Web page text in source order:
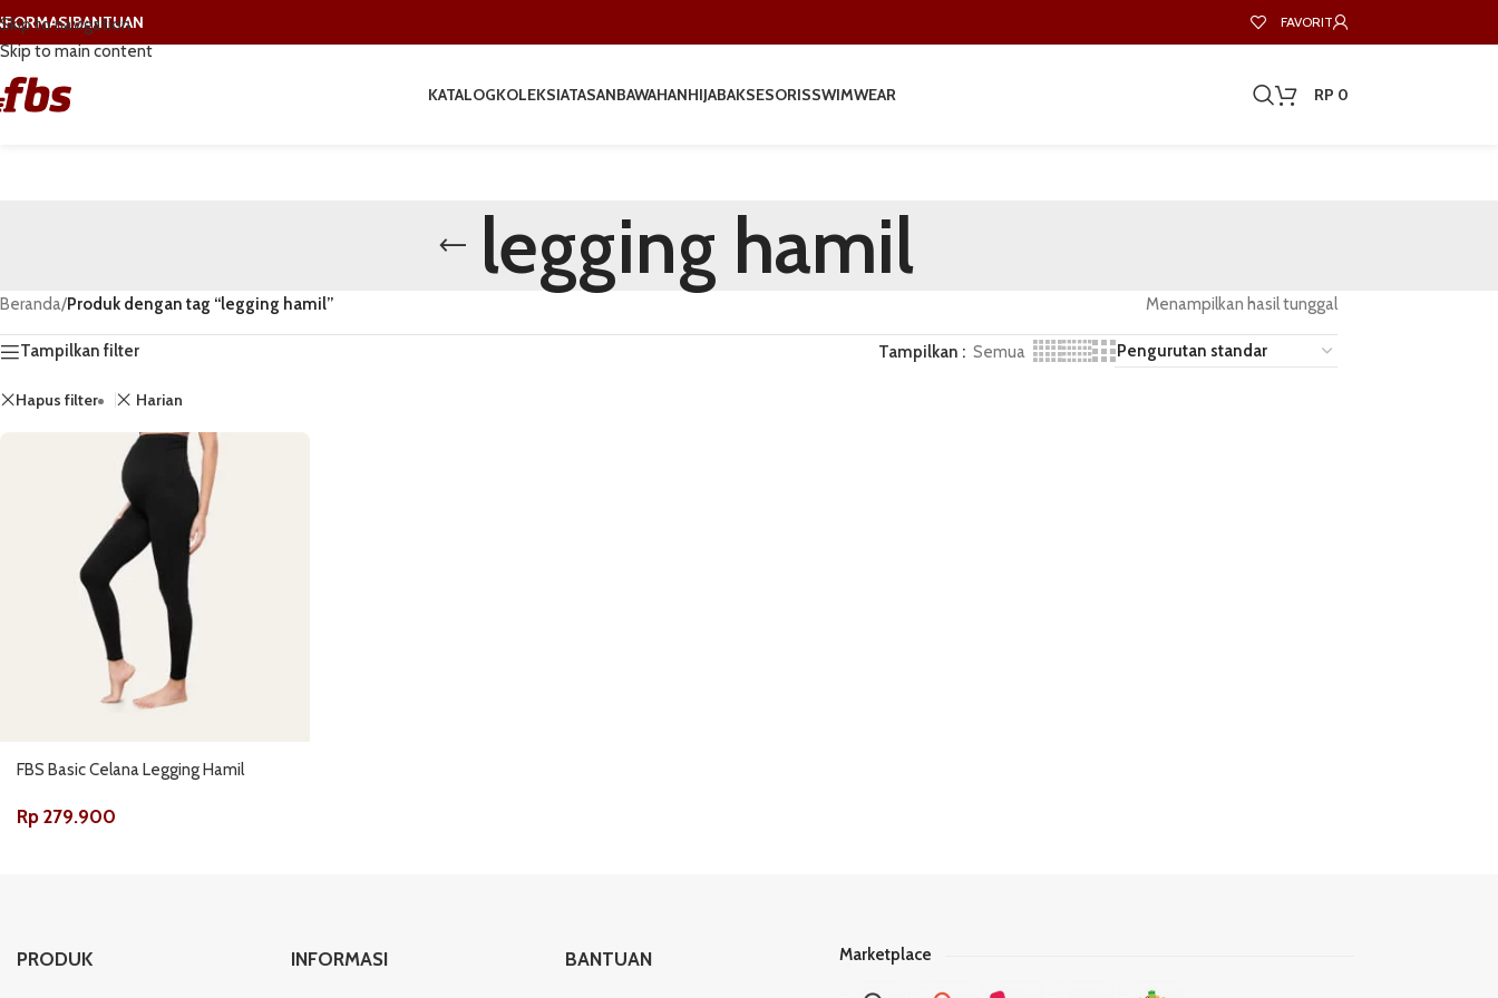
Skip to navigation
Skip to main content
BANTUAN FAVORIT
KATALOGKOLEKSIATASANBAWAHANHIJABAKSESORISSWIMWEAR RP 0
legging hamil
Beranda/Produk dengan tag “legging hamil” Menampilkan hasil tunggal
Tampilkan filter Tampilkan Semua
Hapus filter Harian
FBS Basic Celana Legging Hamil
Rp 279.900
PRODUK INFORMASI BANTUAN Marketplace